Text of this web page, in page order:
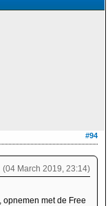
#94
(04 March 2019, 23:14)
met de Free